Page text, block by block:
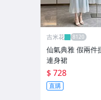
吉米花
仙氣典雅 假兩件
連身裙
$ 728
直購